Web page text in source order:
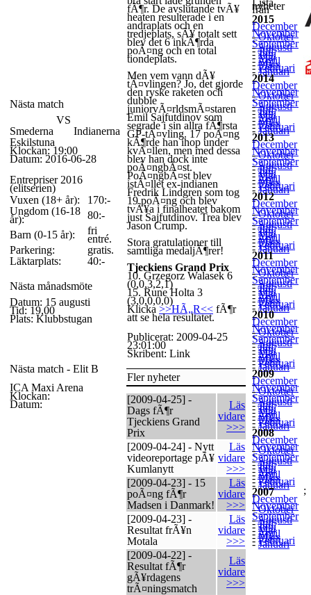
;
Nästa match
VS
Smederna
Indianerna
Eskilstuna
Klockan: 19:00
Datum: 2016-06-28
Entrepriser 2016
(elitserien)
Vuxen (18+ år):
170:-
Ungdom (16-18
år):
80:-
Barn (0-15 år):
fri
entré.
Parkering:
gratis.
Läktarplats:
40:-
Nästa månadsmöte
Datum: 15 augusti
Tid: 19,00
Plats: Klubbstugan
Nästa match - Elit B
ICA Maxi Arena
Klockan:
Datum:
fÃ¶r. De avslutande tvÃ¥
heaten resulterade i en
andraplats och en
tredjeplats, sÃ¥ totalt sett
blev det 6 inkÃ¶rda
poÃ¤ng och en total
tiondeplats.
Men vem vann dÃ¥
tÃ¤vlingen? Jo, det gjorde
den ryske raketen och
dubble
juniorvÃ¤rldsmÃ¤staren
Emil Sajfutdinov som
segrade i sin allra fÃ¶rsta
GP-tÃ¤vling. 17 poÃ¤ng
kÃ¶rde han ihop under
kvÃ¤llen, men med dessa
blev han dock inte
poÃ¤ngbÃ¤st.
PoÃ¤ngbÃ¤st blev
istÃ¤llet ex-indianen
Fredrik Lindgren som tog
19 poÃ¤ng och blev
tvÃ¥a i finalheatet bakom
just Sajfutdinov. Trea blev
Jason Crump.
Stora gratulationer till
samtliga medaljÃ¶rer!
Tjeckiens Grand Prix
10. Grzegorz Walasek 6
(0,0,3,2,1)
15. Rune Holta 3
(3,0,0,0,0)
Klicka >>HÃ„R<< fÃ¶r
att se hela resultatet.
Publicerat: 2009-04-25
23:01:00
Skribent: Link
Fler nyheter
[2009-04-25] -
Dags fÃ¶r
Tjeckiens Grand
Prix
Läs
vidare
>>>
[2009-04-24] - Nytt
videoreportage pÃ¥
Kumlanytt
Läs
vidare
>>>
[2009-04-23] - 15
poÃ¤ng fÃ¶r
Madsen i Danmark!
Läs
vidare
>>>
[2009-04-23] -
Resultat frÃ¥n
Motala
Läs
vidare
>>>
[2009-04-22] -
Resultat fÃ¶r
gÃ¥rdagens
trÃ¤ningsmatch
Läs
vidare
>>>
Lista
nyheter
från
2015
-
December
-
November
-Oktober
-
September
-Augusti
-Juli
-Juni
- Maj
- April
-Mars
-Februari
- Januari
2014
-
December
-
November
-Oktober
-
September
-Augusti
-Juli
-Juni
- Maj
- April
-Mars
-Februari
- Januari
2013
-
December
-
November
-Oktober
-
September
-Augusti
-Juli
-Juni
- Maj
- April
-Mars
-Februari
- Januari
2012
-
December
-
November
-Oktober
-
September
-Augusti
-Juli
-Juni
- Maj
- April
-Mars
-Februari
- Januari
2011
-
December
-
November
-Oktober
-
September
-Augusti
-Juli
-Juni
- Maj
- April
-Mars
-Februari
- Januari
2010
-
December
-
November
-Oktober
-
September
-Augusti
-Juli
-Juni
- Maj
- April
-Mars
-Februari
- Januari
2009
-
December
-
November
-Oktober
-
September
-Augusti
-Juli
-Juni
- Maj
- April
-Mars
-Februari
- Januari
2008
-
December
-
November
-Oktober
-
September
-Augusti
-Juli
-Juni
- Maj
- April
-Mars
-Februari
- Januari
2007
-
December
-
November
-Oktober
-
September
-Augusti
-Juli
-Juni
- Maj
- April
-Mars
-Februari
- Januari